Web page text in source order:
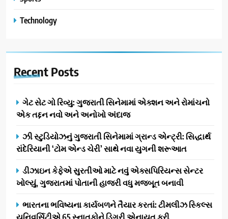
Technology
Recent Posts
ગેટ સેટ ગો રિવ્યુ: ગુજરાતી સિનેમામાં એક્શન અને રોમાંચનો
એક તદ્દન નવો અને અનોખો અંદાજ
ઝી સ્ટુડિયોઝનું ગુજરાતી સિનેમામાં ગ્રાન્ડ એન્ટ્રી: સિદ્ધાર્થ
રાંદેરિયાની ‘ટોમ એન્ડ ચેરી’ સાથે નવા યુગની શરૂઆત
ડીઝાઇન કેફેએ સુરતીઓ માટે નવું એક્સપિરિયન્સ સેન્ટર
ખોલ્યું, ગુજરાતમાં પોતાની હાજરી વધુ મજબૂત બનાવી
ભારતના ભવિષ્યના કાર્યબળને તૈયાર કરતાં: ટીમલીઝ સ્કિલ્સ
યુનિવર્સિટીએ 65 સ્નાતકોને ડિગ્રી એનાયત કરી